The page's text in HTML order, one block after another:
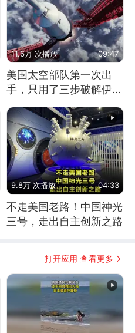
11.6万 次播放 09:47
美国太空部队第一次出
手，只用了三步破解伊朗
9.8万 次播放 04:33
不走美国老路！中国神光
三号，走出自主创新之路
打开应用 查看更多